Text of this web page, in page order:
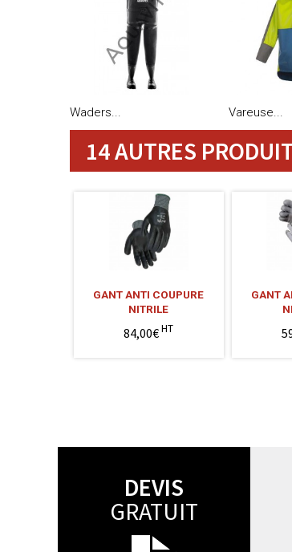
Waders... Vareuse...
14 AUTRES
GANT ANTI COUPURE
NITRILE
84,00€HT
GANT
DEVIS
GRATUIT